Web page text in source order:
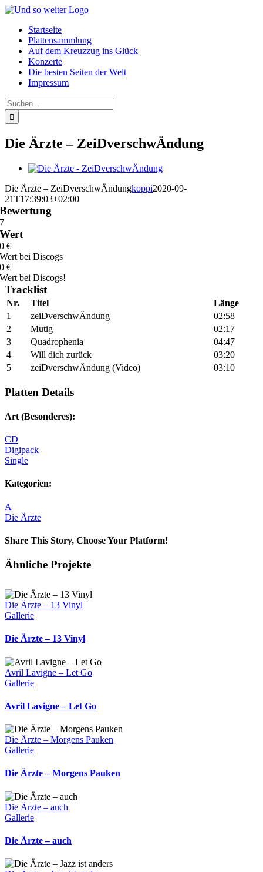
Zum
springenStartseite
Plattensammlung
Auf dem Kreuzzug ins Glück
Konzerte
Die besten Seiten der Welt
Impressum
Suche
nach:
Die Ärzte – ZeiDverschwÄndung
View
Image
Die Ärzte – ZeiDverschwÄndungkoppi2020-09-
21T17:39:03+02:00
Bewertung
7
Wert
0 €
Wert bei Discogs
0 €
Wert bei Discogs!
Tracklist
Nr. Titel
Länge
1
zeiDverschwÄndung
02:58
2
Mutig
02:17
3
Quadrophenia
04:47
4
Will dich zurück
03:20
5
zeiDverschwÄndung (Video) 03:10
Platten Details
Art (Besonderes):
CD
Digipack
Single
Kategorien:
A
Die Ärzte
Share This Story, Choose Your Platform!
Facebook
X
Reddit
LinkedIn
Tumblr
Pinterest
Vk
E-
Ähnliche Projekte
Die Ärzte – 13 Vinyl
Gallerie
Die Ärzte – 13 Vinyl
Avril Lavigne – Let Go
Gallerie
Avril Lavigne – Let Go
Die Ärzte – Morgens Pauken
Gallerie
Die Ärzte – Morgens Pauken
Die Ärzte – auch
Gallerie
Die Ärzte – auch